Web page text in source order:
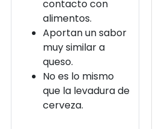
contacto con
alimentos.
Aportan un sabor
muy similar a
queso.
No es lo mismo
que la levadura de
cerveza.